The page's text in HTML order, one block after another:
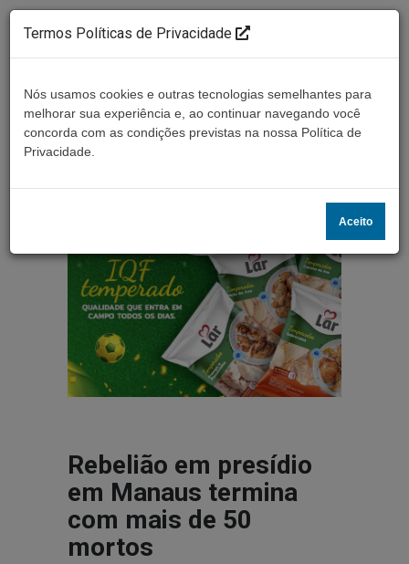
Rebelião em presídio
em Manaus termina
com mais de 50
mortos
Termos Políticas de Privacidade
Nós usamos cookies e outras tecnologias semelhantes para
melhorar sua experiência e, ao continuar navegando você
concorda com as condições previstas na nossa Política de
Privacidade.
Aceito